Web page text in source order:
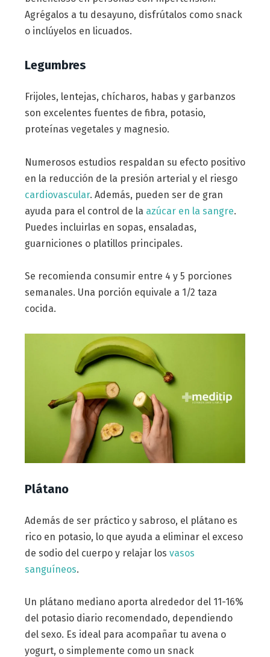
Agrégalos a tu desayuno, disfrútalos como snack
o inclúyelos en licuados.
Legumbres
Frijoles, lentejas, chícharos, habas y garbanzos
son excelentes fuentes de fibra, potasio,
proteínas vegetales y magnesio.
Numerosos estudios respaldan su efecto positivo
en la reducción de la presión arterial y el riesgo
cardiovascular. Además, pueden ser de gran
ayuda para el control de la azúcar en la sangre.
Puedes incluirlas en sopas, ensaladas,
guarniciones o platillos principales.
Se recomienda consumir entre 4 y 5 porciones
semanales. Una porción equivale a 1/2 taza
cocida.
Plátano
Además de ser práctico y sabroso, el plátano es
rico en potasio, lo que ayuda a eliminar el exceso
de sodio del cuerpo y relajar los vasos
sanguíneos.
Un plátano mediano aporta alrededor del 11-16%
del potasio diario recomendado, dependiendo
del sexo. Es ideal para acompañar tu avena o
yogurt, o simplemente como un snack